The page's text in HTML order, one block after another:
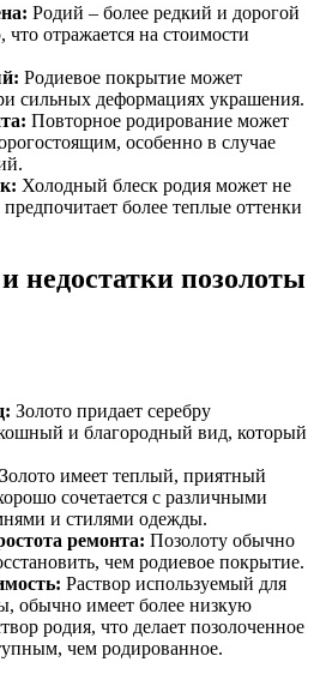
Родий – более редкий и дорогой
что отражается на стоимости
Родиевое покрытие может
сильных деформациях украшения.
Повторное родирование может
особенно в случае
Холодный блеск родия может не
более теплые оттенки
недостатки позолоты
Золото придает серебру
и благородный вид, который
Золото имеет теплый, приятный
сочетается с различными
и стилями одежды.
ремонта: Позолоту обычно
чем родиевое покрытие.
Раствор используемый для
обычно имеет более низкую
родия, что делает позолоченное
чем родированное.